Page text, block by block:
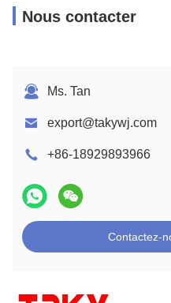
Nous contacter
Ms. Tan
export@takywj.com
+86-18929893966
Contactez-